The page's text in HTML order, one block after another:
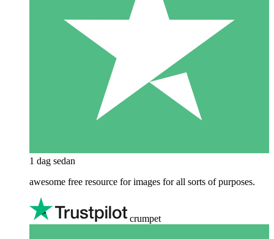
1 dag sedan
awesome free resource for images for all sorts of purposes.
crumpet